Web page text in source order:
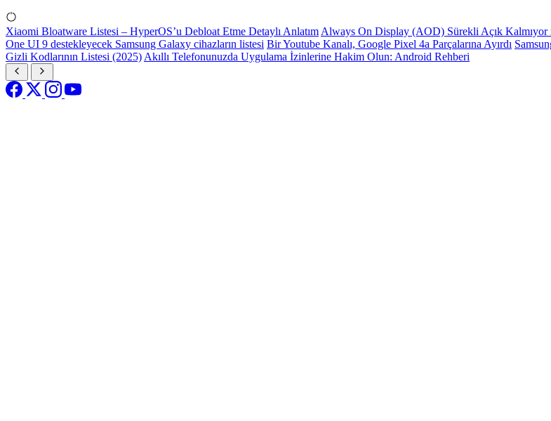
Xiaomi Bloatware Listesi – HyperOS’u Debloat Etme Detaylı Anlatım Always On Display (AOD) Sürekli Açık
One UI 9 destekleyecek Samsung Galaxy cihazların listesi Bir Youtube Kanalı, Google Pixel 4a Parçalarına Ayırdı
Gizli Kodlarının Listesi (2025) Akıllı Telefonunuzda Uygulama İzinlerine Hakim Olun: Android Rehberi